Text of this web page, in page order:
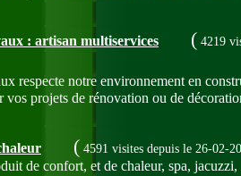
: artisan multiservices ( 4219
respecte notre environnement en
vos projets de rénovation ou de
( 4591 visites depuis le 26-02-
de confort, et de chaleur, spa,